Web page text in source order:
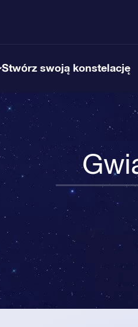
Stwórz swoją konstelację